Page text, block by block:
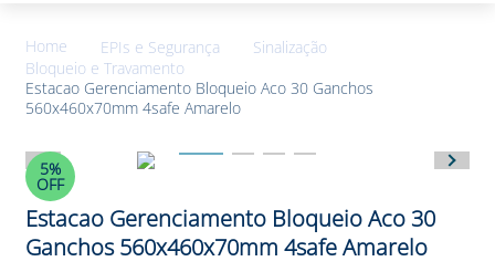
EPIs e Segurança
Sinalização
Bloqueio e Travamento
Estacao Gerenciamento Bloqueio Aco 30 Ganchos
560x460x70mm 4safe Amarelo
5%
OFF
Estacao Gerenciamento Bloqueio Aco 30
Ganchos 560x460x70mm 4safe Amarelo